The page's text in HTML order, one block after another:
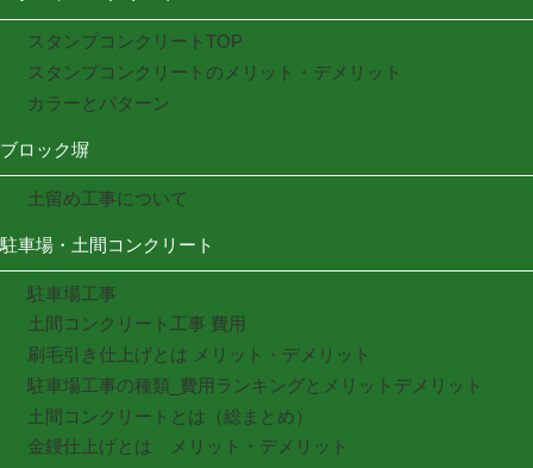
スタンプコンクリートTOP
スタンプコンクリートのメリット・デメリット
カラーとパターン
ブロック塀
土留め工事について
駐車場・土間コンクリート
駐車場工事
土間コンクリート工事 費用
刷毛引き仕上げとは メリット・デメリット
駐車場工事の種類_費用ランキングとメリットデメリット
土間コンクリートとは（総まとめ）
金鏝仕上げとは メリット・デメリット